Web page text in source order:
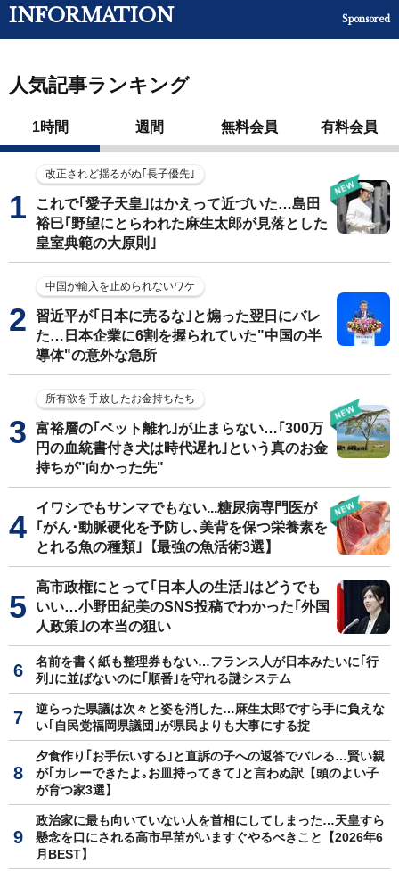
INFORMATION Sponsored
人気記事ランキング
1時間 週間 無料会員 有料会員
改正されど揺るがぬ｢長子優先｣
これで｢愛子天皇｣はかえって近づいた…島田
裕巳｢野望にとらわれた麻生太郎が見落とした
皇室典範の大原則｣
中国が輸入を止められないワケ
習近平が｢日本に売るな｣と煽った翌日にバレ
た…日本企業に6割を握られていた"中国の半
導体"の意外な急所
所有欲を手放したお金持ちたち
富裕層の｢ペット離れ｣が止まらない…｢300万
円の血統書付き犬は時代遅れ｣という真のお金
持ちが"向かった先"
イワシでもサンマでもない...糖尿病専門医が
｢がん･動脈硬化を予防し､美背を保つ栄養素を
とれる魚の種類｣【最強の魚活術3選】
高市政権にとって｢日本人の生活｣はどうでも
いい…小野田紀美のSNS投稿でわかった｢外国
人政策｣の本当の狙い
名前を書く紙も整理券もない…フランス人が日本みたいに｢行
列｣に並ばないのに｢順番｣を守れる謎システム
逆らった県議は次々と姿を消した…麻生太郎ですら手に負えな
い｢自民党福岡県議団｣が県民よりも大事にする掟
夕食作り｢お手伝いする｣と直訴の子への返答でバレる…賢い親
が｢カレーできたよ｡お皿持ってきて｣と言わぬ訳【頭のよい子
が育つ家3選】
政治家に最も向いていない人を首相にしてしまった…天皇すら
懸念を口にされる高市早苗がいますぐやるべきこと【2026年6
月BEST】